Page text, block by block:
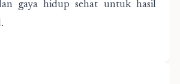
gaya hidup sehat untuk hasil